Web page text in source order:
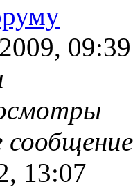
09:39
13:07